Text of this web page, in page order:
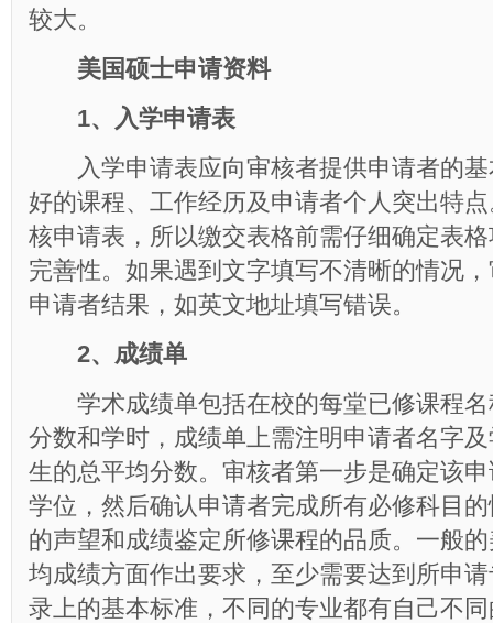
较大。
美国硕士申请资料
1、入学申请表
入学申请表应向审核者提供申请者的基
好的课程、工作经历及申请者个人突出特
核申请表，所以缴交表格前需仔细确定表
完善性。如果遇到文字填写不清晰的情况
申请者结果，如英文地址填写错误。
2、成绩单
学术成绩单包括在校的每堂已修课程名
分数和学时，成绩单上需注明申请者名字
生的总平均分数。审核者第一步是确定该
学位，然后确认申请者完成所有必修科目
的声望和成绩鉴定所修课程的品质。一般
均成绩方面作出要求，至少需要达到所申
录上的基本标准，不同的专业都有自己不